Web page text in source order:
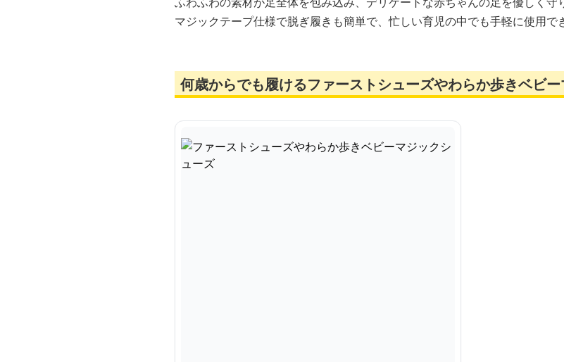
マジックテープ仕様で脱ぎ履きも簡単で、忙しい育児の中でも手軽に使用で
何歳からでも履けるファーストシューズやわらか歩きベビ